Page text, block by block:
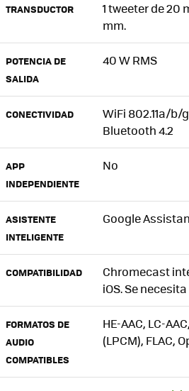
TRANSDUCTOR
1 tweeter de 20
mm.
POTENCIA DE
SALIDA
40 W RMS
CONECTIVIDAD
WiFi 802.11a/b/
Bluetooth 4.2
APP
INDEPENDIENTE
No
ASISTENTE
INTELIGENTE
Google
COMPATIBILIDAD
Chromecast
iOS. Se
FORMATOS DE
AUDIO
COMPATIBLES
HE-AAC, LC-
(LPCM), FLAC,